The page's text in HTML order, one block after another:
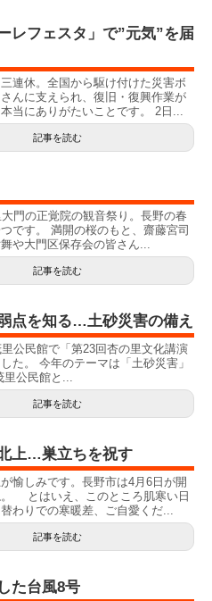
レフェスタ」で”元気”を届
連休。全国から駆け付けた災害ボ
んに支えられ、復旧・復興作業が
当にありがたいことです。 2日...
記事を読む
門の正覚院の観音祭り。長野の春
です。 満開の桜のもと、齋藤宮司
や大門区保存会の皆さん...
記事を読む
点を知る…土砂災害の備え
公民館で「第23回杏の里文化講演
た。 今年のテーマは「土砂災害」
里公民館と...
記事を読む
上…巣立ちを祝す
愉しみです。長野市は4月6日が開
とはいえ、このところ肌寒い日
わりでの寒暖差、ご自愛くだ...
記事を読む
た台風8号